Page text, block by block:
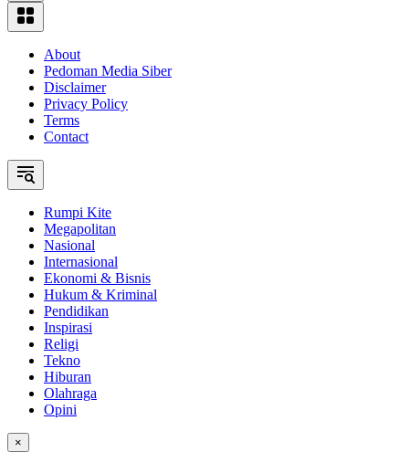
About
Pedoman Media Siber
Disclaimer
Privacy Policy
Terms
Contact
Rumpi Kite
Megapolitan
Nasional
Internasional
Ekonomi & Bisnis
Hukum & Kriminal
Pendidikan
Inspirasi
Religi
Tekno
Hiburan
Olahraga
Opini
×